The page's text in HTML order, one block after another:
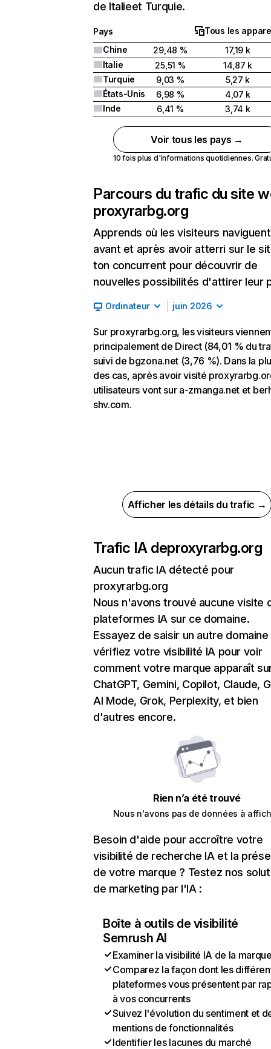
de Italieet Turquie.
Pays
Tous les
Chine
29,48 %
17,19 k
Italie
25,51 %
14,87 k
Turquie
9,03 %
5,27 k
États-Unis
6,98 %
4,07 k
Inde
6,41 % 3,74 k
Voir tous les pays →
10 fois plus d'informations quotidiennes.
Parcours du trafic du site
proxyrarbg.org
Apprends où les visiteurs naviguent
avant et après avoir atterri sur le
ton concurrent pour découvrir de
nouvelles possibilités d'attirer leur
Ordinateur juin 2026
Sur proxyrarbg.org, les visiteurs
principalement de Direct (84,01 % du
suivi de bgzona.net (3,76 %). Dans la
des cas, après avoir visité
utilisateurs vont sur a-zmanga.net et
shv.com.
Afficher les détails du trafic →
Trafic IA deproxyrarbg.org
Aucun trafic IA détecté pour
proxyrarbg.org
Nous n'avons trouvé aucune visite
plateformes IA sur ce domaine.
Essayez de saisir un autre domaine
vérifiez votre visibilité IA pour voir
comment votre marque apparaît
ChatGPT, Gemini, Copilot, Claude,
AI Mode, Grok, Perplexity, et bien
d'autres encore.
Rien n’a été trouvé
Nous n'avons pas de données à
Besoin d'aide pour accroître votre
visibilité de recherche IA et la
de votre marque ? Testez nos
de marketing par l'IA :
Boîte à outils de visibilité
Semrush AI
Examiner la visibilité IA de la
Comparez la façon dont les
plateformes vous présentent par
à vos concurrents
Suivez l'évolution du sentiment et
mentions de fonctionnalités
Identifier les lacunes du marché